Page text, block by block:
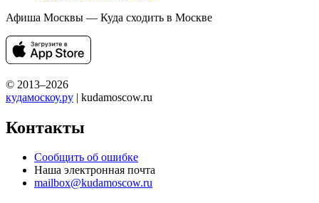
Афиша Москвы — Куда сходить в Москве
© 2013–2026
кудамоскоу.ру | kudamoscow.ru
Контакты
Сообщить об ошибке
Наша электронная почта
mailbox@kudamoscow.ru